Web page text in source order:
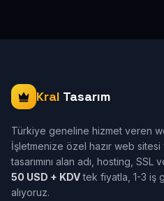
Kral Tasarım
Türkiye geneline hizmet veren
İşletmenize özel hazır web
tasarımını alan adı, hosting, SSL
50 USD + KDVtek fiyatla, 1-3 iş
alıyoruz.